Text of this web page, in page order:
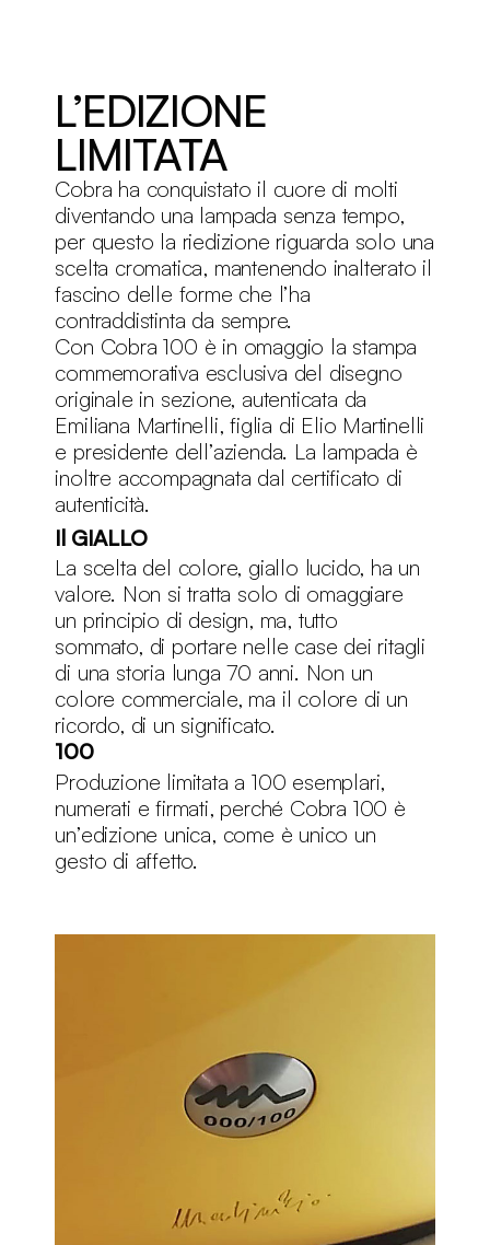
L’EDIZIONE
LIMITATA
Cobra ha conquistato il cuore di molti
diventando una lampada senza tempo,
per questo la riedizione riguarda solo una
scelta cromatica, mantenendo inalterato il
fascino delle forme che l’ha
contraddistinta da sempre.
Con Cobra 100 è in omaggio la stampa
commemorativa esclusiva del disegno
originale in sezione, autenticata da
Emiliana Martinelli, figlia di Elio Martinelli
e presidente dell’azienda.‎ La lampada è
inoltre accompagnata dal certificato di
autenticità.‎
Il GIALLO
La scelta del colore, giallo lucido, ha un
valore. Non si tratta solo di omaggiare
un principio di design, ma, tutto
sommato, di portare nelle case dei ritagli
di una storia lunga 70 anni. Non un
colore commerciale, ma il colore di un
ricordo, di un significato.
100
Produzione limitata a 100 esemplari,
numerati e firmati, perché Cobra 100 è
un’edizione unica, come è unico un
gesto di affetto.